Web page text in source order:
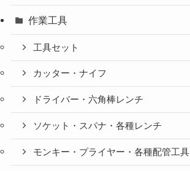
作業工具
工具セット
カッター・ナイフ
ドライバー・六角棒レンチ
ソケット・スパナ・各種レンチ
モンキー・プライヤー・各種配管工具